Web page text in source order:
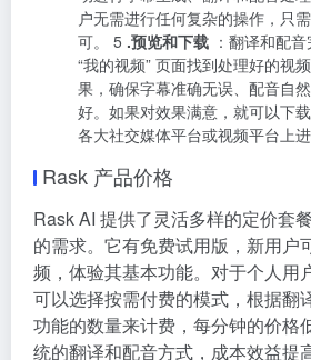
户无需进行任何复杂的操作，只
可。 5 .预览和下载 ：翻译和配
“我的视频” 页面找到处理好的视
果，确保字幕准确无误、配音自
好。如果对效果满意，就可以下
各大社交媒体平台或视频平台上进
Rask 产品价格
Rask AI 提供了灵活多样的定价套
的需求。它有免费试用版，新用户
频，体验其基本功能。对于个人用
可以选择按需付费的模式，根据翻
功能的数量来计费，每分钟的价格
统的翻译和配音方式，成本效益提